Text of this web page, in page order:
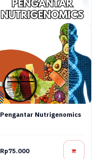
Pengantar Nutrigenomics
Rp75.000